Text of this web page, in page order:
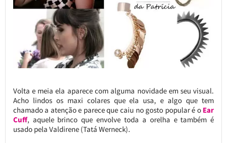
Volta e meia ela aparece com alguma novidade em seu visual.
Acho lindos os maxi colares que ela usa, e algo que tem
chamado a atenção e parece que caiu no gosto popular é oEar
Cuff, aquele brinco que envolve toda a orelha e também é
usado pela Valdirene (Tatá Werneck).